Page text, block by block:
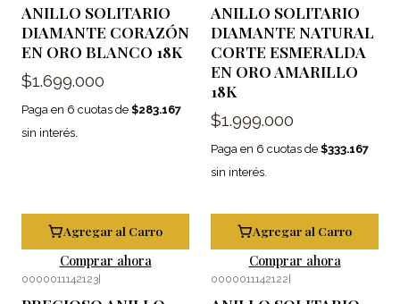
ANILLO SOLITARIO
DIAMANTE CORAZÓN
EN ORO BLANCO 18K
$1.699.000
Paga en 6 cuotas de $283.167
sin interés.
Agregar al Carro
Comprar ahora
ANILLO SOLITARIO
DIAMANTE NATURAL
CORTE ESMERALDA
EN ORO AMARILLO
18K
$1.999.000
Paga en 6 cuotas de $333.167
sin interés.
Agregar al Carro
Comprar ahora
0000011142123 0000011142122